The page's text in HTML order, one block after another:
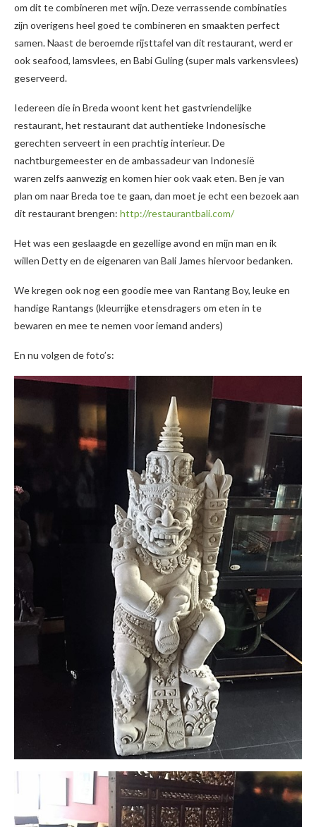
om dit te combineren met wijn. Deze verrassende combinaties
zijn overigens heel goed te combineren en smaakten perfect
samen. Naast de beroemde rijsttafel van dit restaurant, werd er
ook seafood, lamsvlees, en Babi Guling (super mals varkensvlees)
geserveerd.
Iedereen die in Breda woont kent het gastvriendelijke
restaurant, het restaurant dat authentieke Indonesische
gerechten serveert in een prachtig interieur. De
nachtburgemeester en de ambassadeur van Indonesië
waren zelfs aanwezig en komen hier ook vaak eten. Ben je van
plan om naar Breda toe te gaan, dan moet je echt een bezoek aan
dit restaurant brengen: http://restaurantbali.com/
Het was een geslaagde en gezellige avond en mijn man en ik
willen Detty en de eigenaren van Bali James hiervoor bedanken.
We kregen ook nog een goodie mee van Rantang Boy, leuke en
handige Rantangs (kleurrijke etensdragers om eten in te
bewaren en mee te nemen voor iemand anders)
En nu volgen de foto’s: